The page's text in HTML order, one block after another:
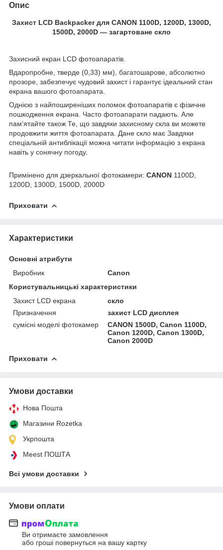
Опис
Захист LCD Backpacker для CANON 1100D, 1200D, 1300D,
1500D, 2000D — загартоване скло
Захисний екран LCD фотоапаратів.
Вдаропробне, тверде (0,33) мм), багатошарове, абсолютно
прозоре, забезпечує чудовий захист і гарантує ідеальний стан
екрана вашого фотоапарата.
Однією з найпоширеніших поломок фотоапаратів є фізичне
пошкодження екрана. Часто фотоапарати падають. Але
пам’ятайте також Те, що завдяки захисному скла ви можете
продовжити життя фотоапарата. Дане скло має Завдяки
спеціальній антиблікації можна читати інформацію з екрана
навіть у сонячну погоду.
Примінено для дзеркальної фотокамери: CANON 1100D,
1200D, 1300D, 1500D, 2000D
Приховати
Характеристики
Основні атрибути
Виробник
Canon
Користувальницькі характеристики
Захист LCD екрана
скло
Призначення
захист LCD дисплея
сумісні моделі фотокамер
CANON 1500D, Canon 1100D,
Canon 1200D, Canon 1300D,
Canon 2000D
Приховати
Умови доставки
Нова Пошта
Магазини Rozetka
Укрпошта
Meest ПОШТА
Всі умови доставки
Умови оплати
Ви отримаєте замовлення
або гроші повернуться на вашу картку